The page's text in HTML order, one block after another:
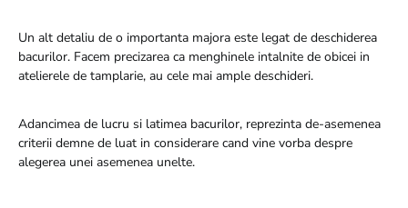
Un alt detaliu de o importanta majora este legat de deschiderea
bacurilor. Facem precizarea ca menghinele intalnite de obicei in
atelierele de tamplarie, au cele mai ample deschideri.
Adancimea de lucru si latimea bacurilor, reprezinta de-asemenea
criterii demne de luat in considerare cand vine vorba despre
alegerea unei asemenea unelte.